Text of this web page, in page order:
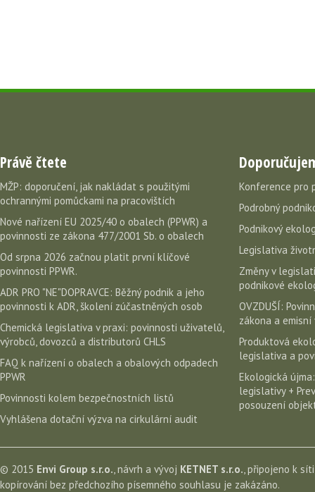
Právě čtete
MŽP: doporučení, jak nakládat s použitými
ochrannými pomůckami na pracovištích
Nové nařízení EU 2025/40 o obalech (PPWR) a
povinnosti ze zákona 477/2001 Sb. o obalech
Od srpna 2026 začnou platit první klíčové
povinnosti PPWR.
ADR PRO "NE"DOPRAVCE: Běžný podnik a jeho
povinnosti k ADR, školení zúčastněných osob
Chemická legislativa v praxi: povinnosti uživatelů,
výrobců, dovozců a distributorů CHLS
FAQ k nařízení o obalech a obalových odpadech
PPWR
Povinnosti kolem bezpečnostních listů
Vyhlášena dotační výzva na cirkulární audit
Konference pro
Podrobný
Podnikový
Legislativa
Změny v
podnikové
OVZDUŠÍ:
zákona a emisní
Produktová
legislativa a
Ekologická
legislativy +
posouzení
© 2015 Envi Group s.r.o., návrh a vývoj KETNET s.r.o., připojeno k
kopírování bez předchozího písemného souhlasu je zakázáno.